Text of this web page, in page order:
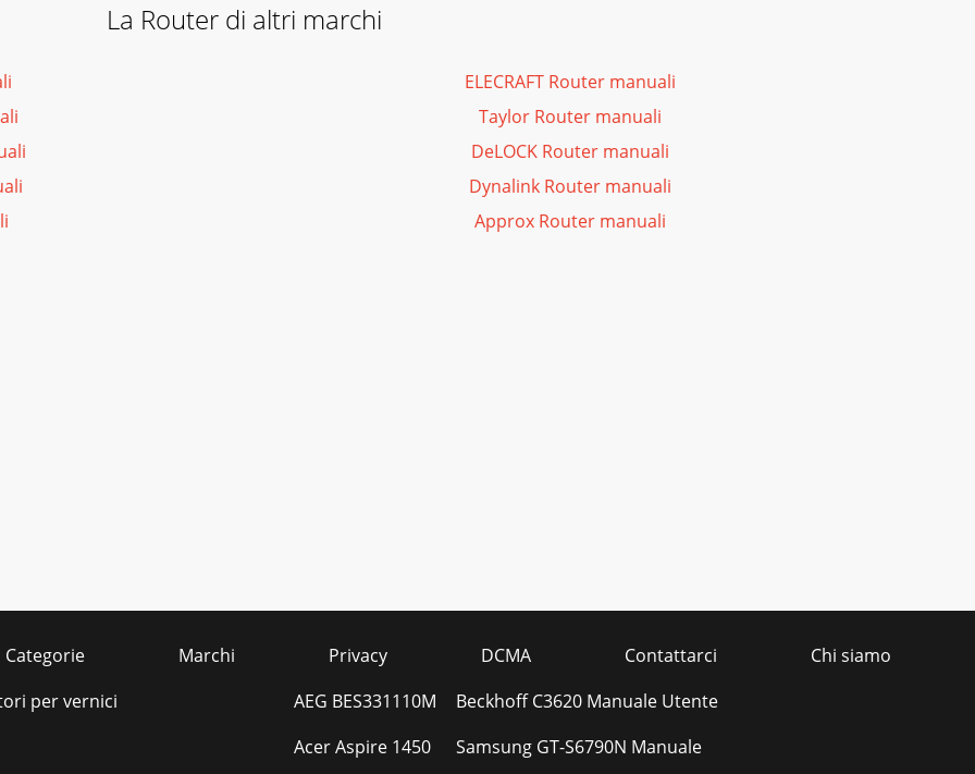
La Router di altri marchi
ELECRAFT Router manuali
Taylor Router manuali
DeLOCK Router manuali
Dynalink Router manuali
Approx Router manuali
Categorie Marchi Privacy DCMA Contattarci
Chi siamo
per vernici
AEG BES331110M
Acer Aspire 1450
Beckhoff C3620 Manuale Utente
Samsung GT-S6790N Manuale